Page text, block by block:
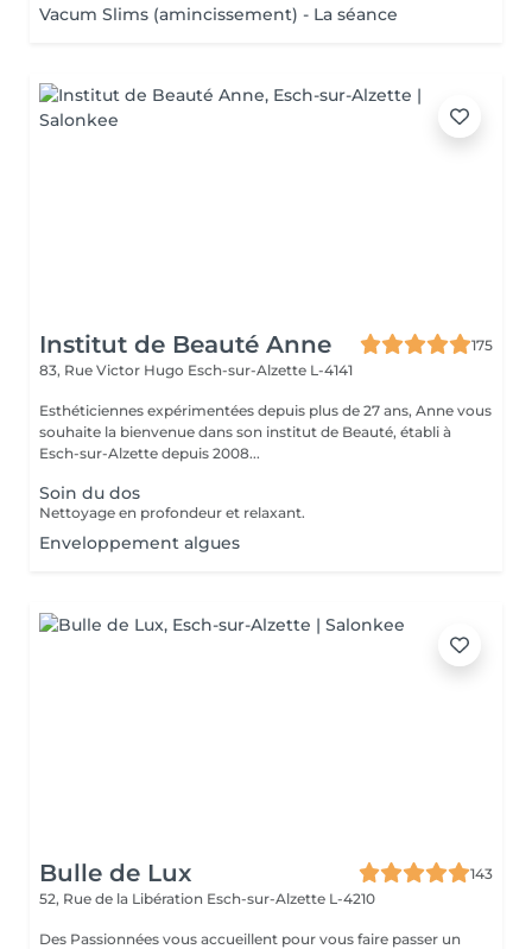
Vacum Slims (amincissement) - La séance
Institut de Beauté Anne
175
83, Rue Victor Hugo Esch-sur-Alzette L-4141
Esthéticiennes expérimentées depuis plus de 27 ans, Anne vous
souhaite la bienvenue dans son institut de Beauté, établi à
Esch-sur-Alzette depuis 2008...
Soin du dos
Nettoyage en profondeur et relaxant.
Enveloppement algues
Bulle de Lux
143
52, Rue de la Libération Esch-sur-Alzette L-4210
Des Passionnées vous accueillent pour vous faire passer un